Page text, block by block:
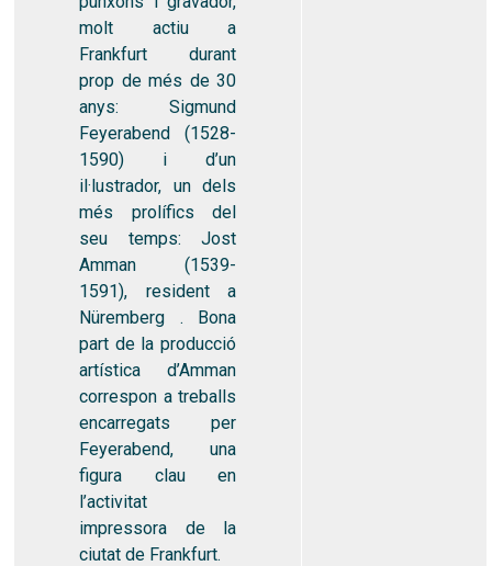
molt actiu a
Frankfurt durant
prop de més de 30
anys: Sigmund
Feyerabend (1528-
1590) i d’un
il·lustrador, un dels
més prolífics del
seu temps: Jost
Amman (1539-
1591), resident a
Nüremberg . Bona
part de la producció
artística d’Amman
correspon a treballs
encarregats per
Feyerabend, una
figura clau en
l’activitat
impressora de la
ciutat de Frankfurt.